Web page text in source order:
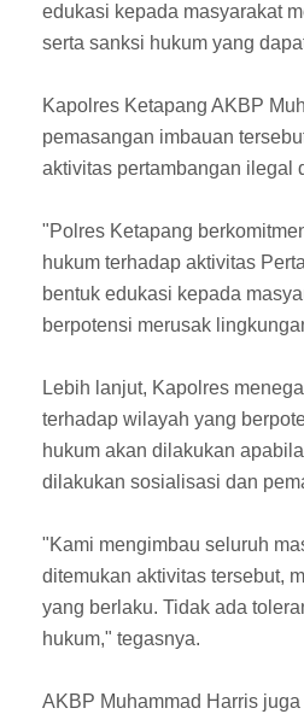
edukasi kepada masyarakat
serta sanksi hukum yang
Kapolres Ketapang AKBP
pemasangan imbauan
aktivitas pertambangan ilegal
"Polres Ketapang
hukum terhadap aktivitas
bentuk edukasi kepada
berpotensi merusak
Lebih lanjut, Kapolres
terhadap wilayah yang
hukum akan dilakukan
dilakukan sosialisasi dan
"Kami mengimbau seluruh
ditemukan aktivitas tersebut,
yang berlaku. Tidak ada
hukum," tegasnya.
AKBP Muhammad Harris